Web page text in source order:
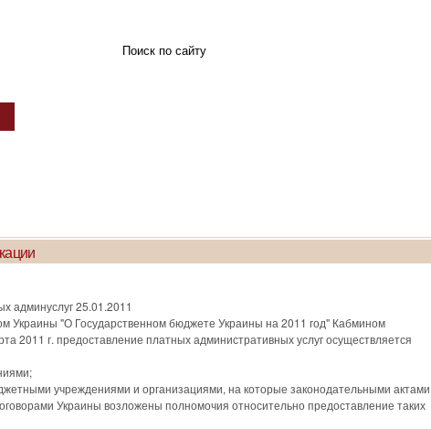
админуслуг25.01.2011
Украины "О Государственном бюджете Украины на 2011 год" Кабмином
2011 г. предоставление платных административных услуг осуществляется
учреждениями и организациями, на которые законодательными актами
Украины возложены полномочия относительно предоставление таких